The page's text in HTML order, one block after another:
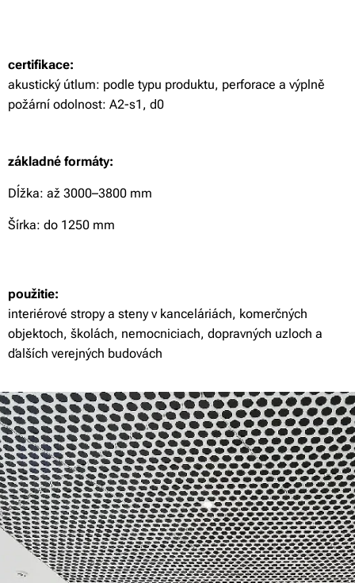
certifikace:
akustický útlum: podle typu produktu, perforace a výplně
požární odolnost: A2-s1, d0
základné formáty:
Dĺžka: až 3000–3800 mm
Šírka: do 1250 mm
použitie:
interiérové ​​stropy a steny v kanceláriách, komerčných
objektoch, školách, nemocniciach, dopravných uzloch a
ďalších verejných budovách